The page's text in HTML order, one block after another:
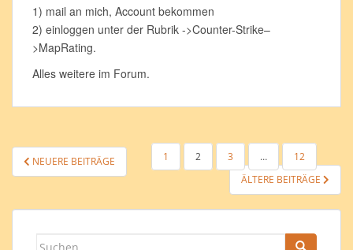
1) mail an mich, Account bekommen
2) einloggen unter der Rubrik ->Counter-Strike–
>MapRating.
Alles weitere im Forum.
SEITENNUMMERIERUNG
DER
NEUERE BEITRÄGE 1 2 3 …
12
ÄLTERE BEITRÄGE
Suchen